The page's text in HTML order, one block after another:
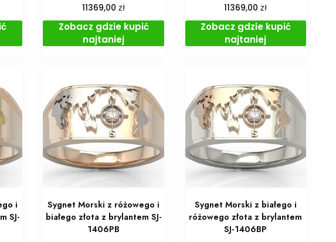
11369,00zł
Zobacz gdzie kupić
najtaniej
11369,00zł
Zobacz gdzie kupić
najtaniej
i
SJ-
Sygnet Morski z różowego i
białego złota z brylantem SJ-
1406PB
Sygnet Morski z białego i
różowego złota z brylantem
SJ-1406BP